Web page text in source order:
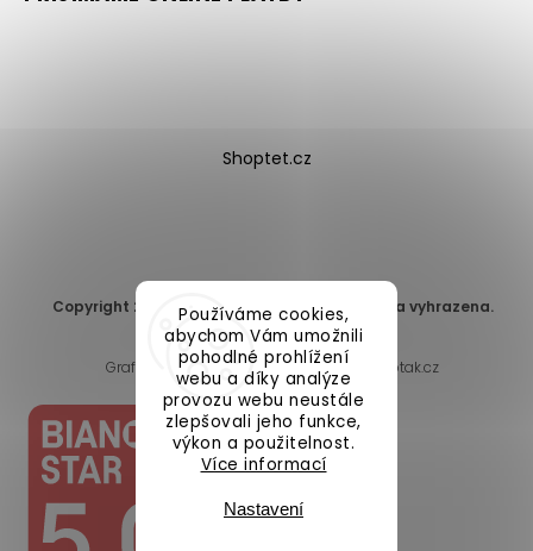
Používáme cookies,
abychom Vám umožnili
pohodlné prohlížení
webu a díky analýze
provozu webu neustále
zlepšovali jeho funkce,
výkon a použitelnost.
Více informací
Nastavení
Shoptet.cz
Copyright 2026 DomaLEP s.r.o. . Všechna práva vyhrazena.
Upravit nastavení cookies
Grafický návrh vytvořil a nakódoval
Shoptak.cz